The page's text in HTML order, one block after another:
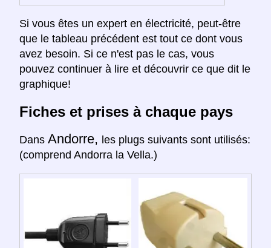
Si vous êtes un expert en électricité, peut-être
que le tableau précédent est tout ce dont vous
avez besoin. Si ce n'est pas le cas, vous
pouvez continuer à lire et découvrir ce que dit le
graphique!
Fiches et prises à chaque pays
Dans Andorre, les plugs suivants sont utilisés:
(comprend Andorra la Vella.)